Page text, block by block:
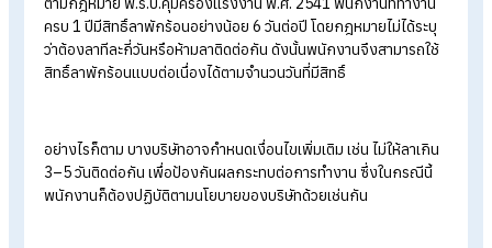
ราคาโปรแกรมเงินเดือน เริ่มต้น 590 บาท/เดือน
ทดลองใช้งานฟรี 30 วัน
Q: พนักงานสามารถใช้วันลาพักร้อนทีเดียวติดต่อกันได้ไหม
A: พนักงานสามารถใช้ลาพักร้อนทีเดียวติดต่อกันได้ตามสิทธิที่ได้รับ